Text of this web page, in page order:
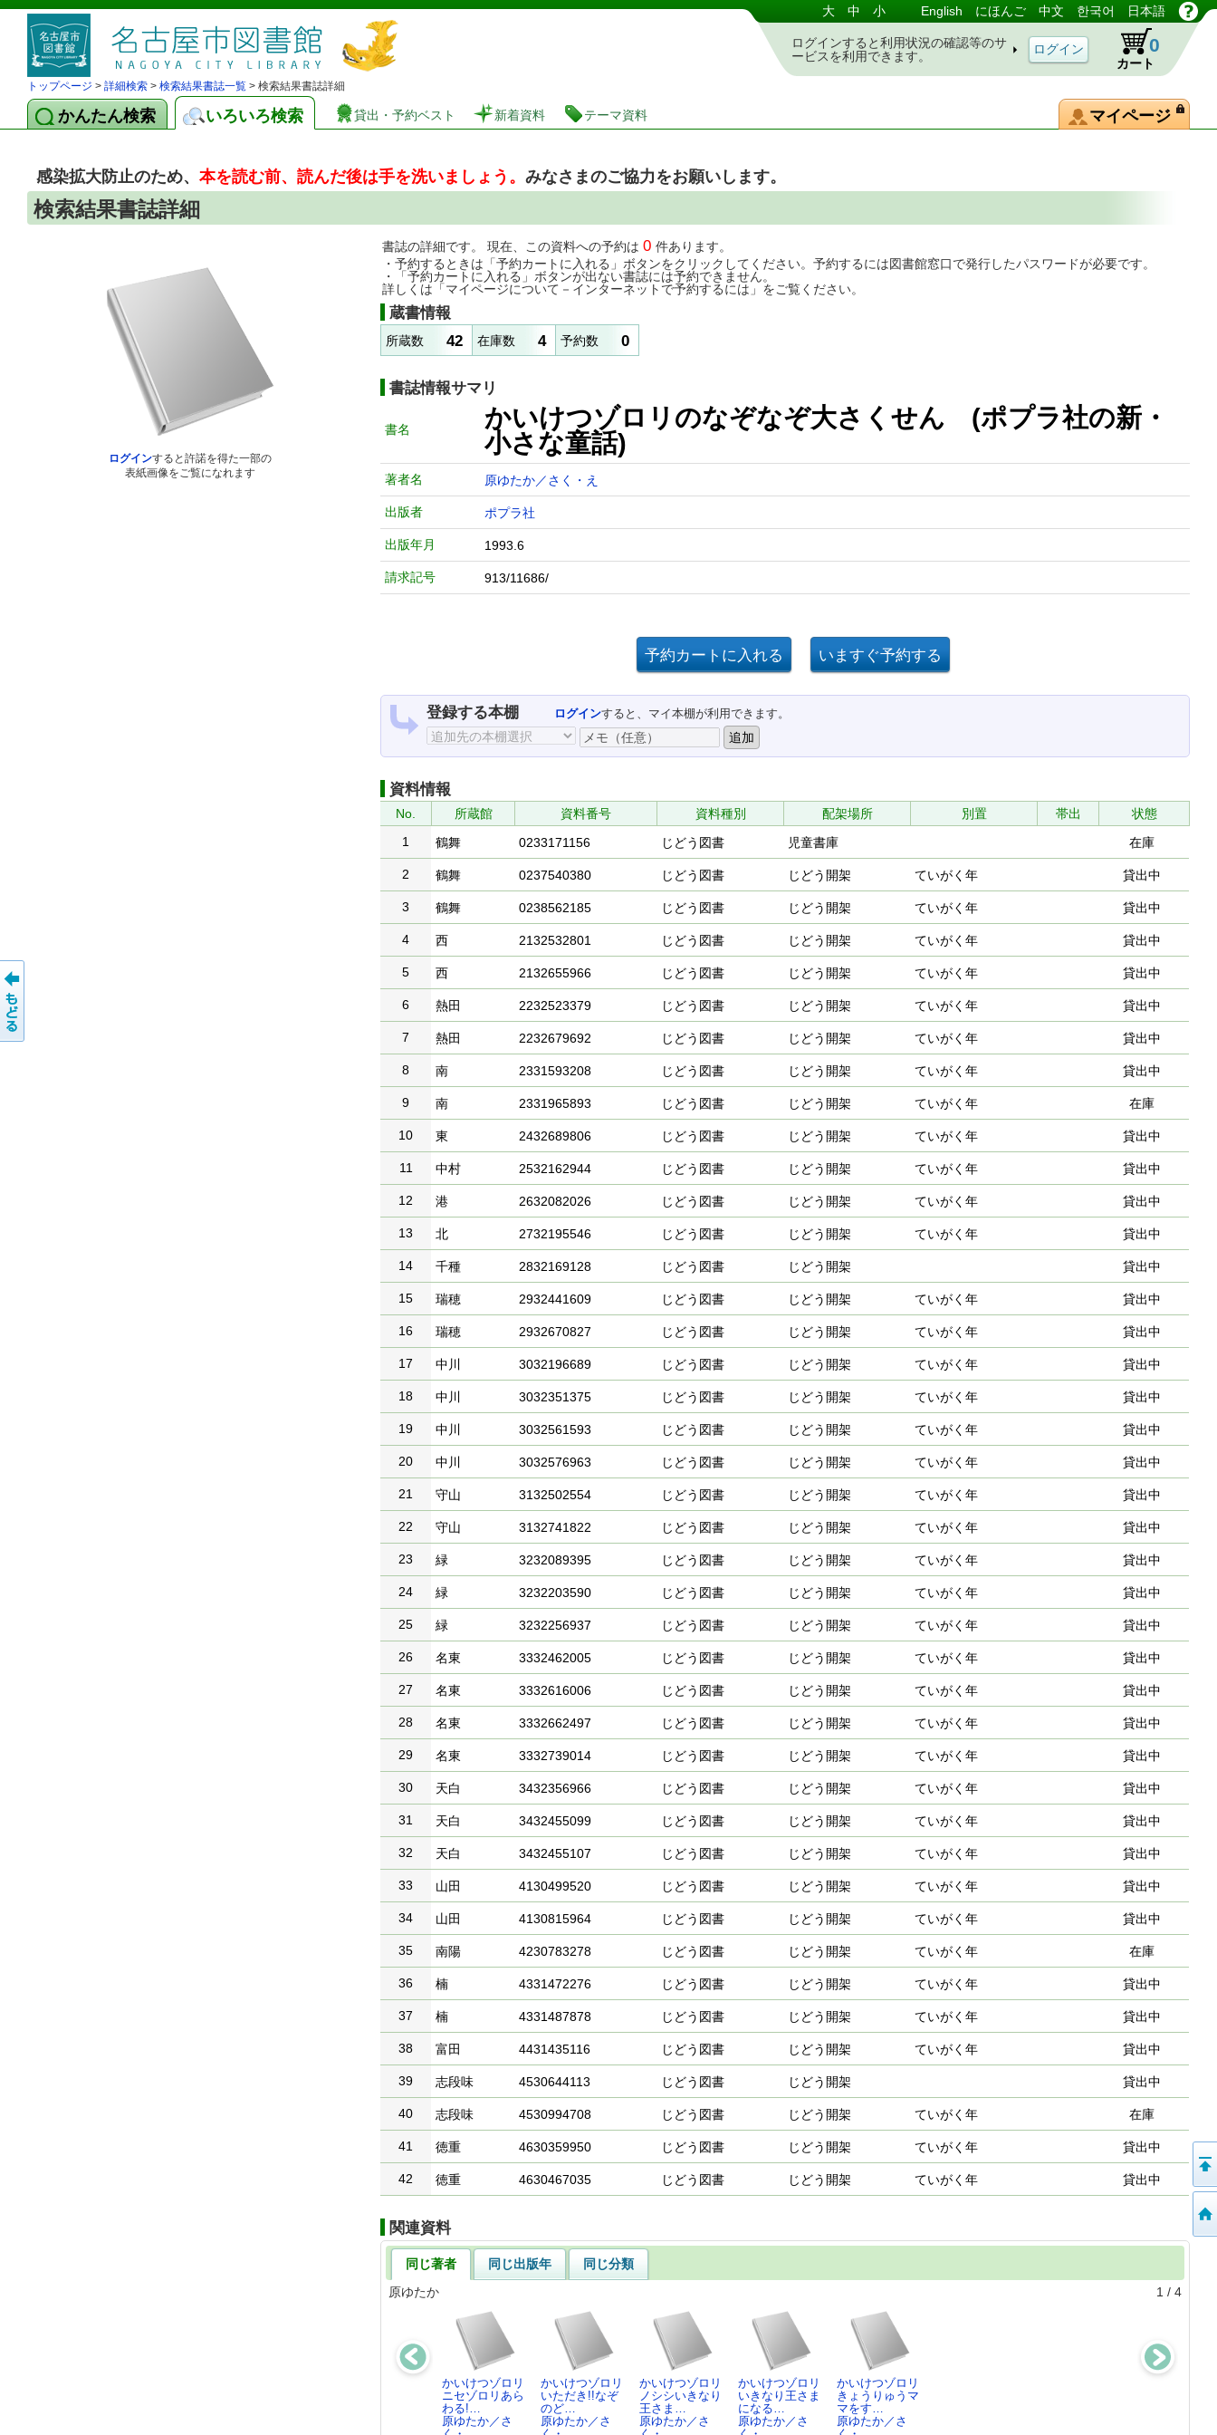
図書館 蔵書検索・予約システム 大 中 小 English にほんご 中文 한국어 日本語
ログインすると利用状況の確認等のサ
ービスを利用できます。
カート
0
トップページ > 詳細検索 > 検索結果書誌一覧 > 検索結果書誌詳細
かんたん検索 いろいろ検索 貸出・予約ベスト 新着資料 テーマ資料 マイページ
感染拡大防止のため、 本を読む前、読んだ後は手を洗いましょう。 みなさまのご協力をお願いします。
検索結果書誌詳細
ログインすると許諾を得た一部の
表紙画像をご覧になれます
書誌の詳細です。 現在、この資料への予約は 0 件あります。
・予約するときは「予約カートに入れる」ボタンをクリックしてください。予約するには図書館窓口で発行したパスワードが必要です。
・「予約カートに入れる」ボタンが出ない書誌には予約できません。
詳しくは「マイページについて－インターネットで予約するには」をご覧ください。
蔵書情報
所蔵数 42 在庫数 4 予約数 0
書誌情報サマリ
書名
かいけつゾロリのなぞなぞ大さくせん (ポプラ社の新・
小さな童話)
著者名 原ゆたか／さく・え
出版者 ポプラ社
出版年月 1993.6
請求記号 913/11686/
登録する本棚 ログインすると、マイ本棚が利用できます。
資料情報
No. 所蔵館 資料番号 資料種別 配架場所 別置 帯出
状態
1
鶴舞 0233171156 じどう図書 児童書庫 在庫
2 鶴舞 0237540380 じどう図書 じどう開架 ていがく年 貸出中
3 鶴舞 0238562185 じどう図書 じどう開架 ていがく年 貸出中
4 西 2132532801 じどう図書 じどう開架 ていがく年 貸出中
5 西 2132655966 じどう図書 じどう開架 ていがく年 貸出中
6 熱田 2232523379 じどう図書 じどう開架 ていがく年 貸出中
7 熱田 2232679692 じどう図書 じどう開架 ていがく年 貸出中
8 南 2331593208 じどう図書 じどう開架 ていがく年 貸出中
9 南 2331965893 じどう図書 じどう開架 ていがく年 在庫
10 東 2432689806 じどう図書 じどう開架 ていがく年 貸出中
11 中村 2532162944 じどう図書 じどう開架 ていがく年 貸出中
12 港 2632082026 じどう図書 じどう開架 ていがく年 貸出中
13 北 2732195546 じどう図書 じどう開架 ていがく年 貸出中
14 千種 2832169128 じどう図書 じどう開架 貸出中
15 瑞穂 2932441609 じどう図書 じどう開架 ていがく年 貸出中
16 瑞穂 2932670827 じどう図書 じどう開架 ていがく年 貸出中
17 中川 3032196689 じどう図書 じどう開架 ていがく年 貸出中
18 中川 3032351375 じどう図書 じどう開架 ていがく年 貸出中
19 中川 3032561593 じどう図書 じどう開架 ていがく年 貸出中
20 中川 3032576963 じどう図書 じどう開架 ていがく年 貸出中
21 守山 3132502554 じどう図書 じどう開架 ていがく年 貸出中
22 守山 3132741822 じどう図書 じどう開架 ていがく年 貸出中
23 緑 3232089395 じどう図書 じどう開架 ていがく年 貸出中
24 緑 3232203590 じどう図書 じどう開架 ていがく年 貸出中
25 緑 3232256937 じどう図書 じどう開架 ていがく年 貸出中
26 名東 3332462005 じどう図書 じどう開架 ていがく年 貸出中
27 名東 3332616006 じどう図書 じどう開架 ていがく年 貸出中
28 名東 3332662497 じどう図書 じどう開架 ていがく年 貸出中
29 名東 3332739014 じどう図書 じどう開架 ていがく年 貸出中
30 天白 3432356966 じどう図書 じどう開架 ていがく年 貸出中
31 天白 3432455099 じどう図書 じどう開架 ていがく年 貸出中
32 天白 3432455107 じどう図書 じどう開架 ていがく年 貸出中
33 山田 4130499520 じどう図書 じどう開架 ていがく年 貸出中
34 山田 4130815964 じどう図書 じどう開架 ていがく年 貸出中
35 南陽 4230783278 じどう図書 じどう開架 ていがく年 在庫
36 楠 4331472276 じどう図書 じどう開架 ていがく年 貸出中
37 楠 4331487878 じどう図書 じどう開架 ていがく年 貸出中
38 富田 4431435116 じどう図書 じどう開架 ていがく年 貸出中
39 志段味 4530644113 じどう図書 じどう開架 貸出中
40 志段味 4530994708 じどう図書 じどう開架 ていがく年 在庫
41 徳重 4630359950 じどう図書 じどう開架 ていがく年 貸出中
42 徳重 4630467035 じどう図書 じどう開架 ていがく年 貸出中
関連資料
同じ著者 同じ出版年
同じ分類
原ゆたか
1 / 4
かいけつゾロリ
ニセゾロリあら
わる!…
原ゆたか／さ
かいけつゾロリ
いただき!!なぞ
のど…
原ゆたか／さ
かいけつゾロリ
ノシシいきなり
王さま…
原ゆたか／さ
かいけつゾロリ
いきなり王さま
になる…
原ゆたか／さ
かいけつゾロリ
きょうりゅうマ
マをす…
原ゆたか／さ